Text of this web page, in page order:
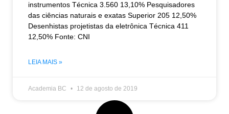
instrumentos Técnica 3.560 13,10% Pesquisadores
das ciências naturais e exatas Superior 205 12,50%
Desenhistas projetistas da eletrônica Técnica 411
12,50% Fonte: CNI
LEIA MAIS »
Academia BC 12 de agosto de 2019